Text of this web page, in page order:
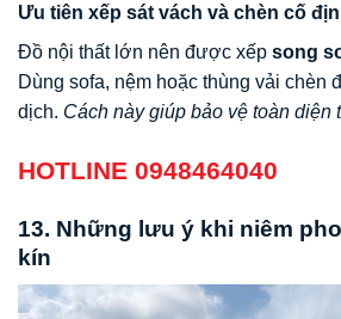
Ưu tiên xếp sát vách và chèn cố
Đồ nội thất lớn nên được xếp song
Dùng sofa, nệm hoặc thùng vải chèn
dịch. Cách này giúp bảo vệ toàn diện
HOTLINE 0948464040
13. Những lưu ý khi niêm
kín